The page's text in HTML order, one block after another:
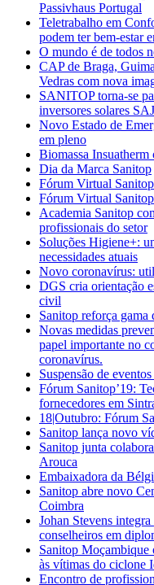
Passivhaus Portugal
Teletrabalho em
podem ter bem-estar
O mundo é de todos
CAP de Braga,
Vedras com nova
SANITOP torna-se
inversores solares SAJ
Novo Estado de
em pleno
Biomassa
Dia da Marca Sanitop
Fórum Virtual
Fórum Virtual
Academia Sanitop
profissionais do setor
Soluções Higiene+:
necessidades atuais
Novo coronavírus:
DGS cria orientação
civil
Sanitop reforça gama
Novas medidas
papel importante no
coronavírus.
Suspensão de
Fórum Sanitop’19:
fornecedores em
18|Outubro: Fórum
Sanitop lança novo
Sanitop junta
Arouca
Embaixadora da
Sanitop abre novo
Coimbra
Johan Stevens
conselheiros em
Sanitop Moçambique
às vítimas do ciclone
Encontro de